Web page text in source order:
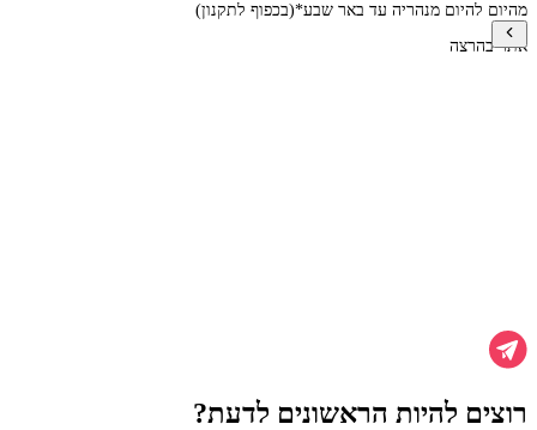
מהיום להיום מנהריה עד באר שבע*(בכפוף לתקנון)
אתר בהרצה
רוצים להיות הראשונים לדעת?